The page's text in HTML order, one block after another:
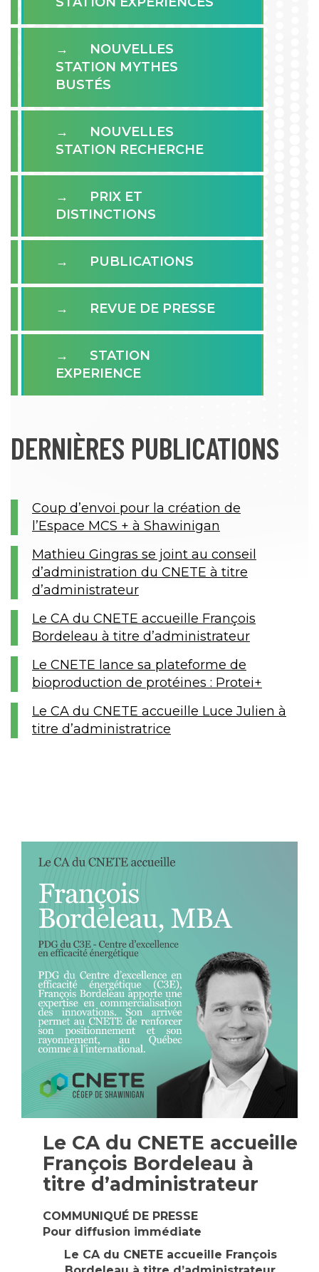
NOUVELLES
STATION MYTHES
BUSTÉS
NOUVELLES
STATION RECHERCHE
PRIX ET
DISTINCTIONS
PUBLICATIONS
REVUE DE PRESSE
STATION
EXPERIENCE
DERNIÈRES PUBLICATIONS
Coup d’envoi pour la création de
l’Espace MCS + à Shawinigan
Mathieu Gingras se joint au conseil
d’administration du CNETE à titre
d’administrateur
Le CA du CNETE accueille François
Bordeleau à titre d’administrateur
Le CNETE lance sa plateforme de
bioproduction de protéines : Protei+
Le CA du CNETE accueille Luce Julien à
titre d’administratrice
Le CA du CNETE accueille
François Bordeleau à
titre d’administrateur
COMMUNIQUÉ DE PRESSE
Pour diffusion immédiate
Le CA du CNETE accueille François